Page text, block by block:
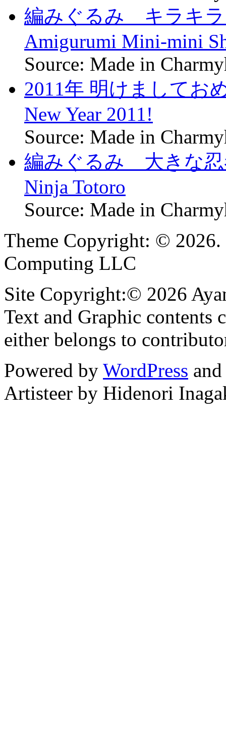
編みぐるみ キラキ
Amigurumi Mini-mini
Source: Made in
2011年 明けましてお
New Year 2011!
Source: Made in
編みぐるみ 大きな
Ninja Totoro
Source: Made in
Theme Copyright: ©
Computing LLC
Site Copyright:© 2026
Text and Graphic contents
either belongs to
Powered by WordPress and
Artisteer by Hidenori